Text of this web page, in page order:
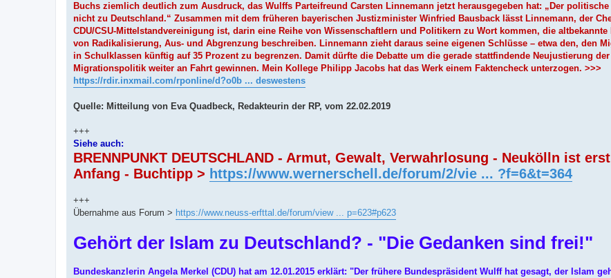
Buchs ziemlich deutlich zum Ausdruck, das Wulffs Parteifreund Carsten Linnemann jetzt herausgegeben hat: „Der
nicht zu Deutschland.“ Zusammen mit dem früheren bayerischen Justizminister Winfried Bausback lässt Linnemann, der
CDU/CSU-Mittelstandvereinigung ist, darin eine Reihe von Wissenschaftlern und Politikern zu Wort kommen, die altbekannte
von Radikalisierung, Aus- und Abgrenzung beschreiben. Linnemann zieht daraus seine eigenen Schlüsse – etwa den, den
in Schulklassen künftig auf 35 Prozent zu begrenzen. Damit dürfte die Debatte um die gerade stattfindende Neujustierung
Migrationspolitik weiter an Fahrt gewinnen. Mein Kollege Philipp Jacobs hat das Werk einem Faktencheck unterzogen. >>>
https://rdir.inxmail.com/rponline/d?o0b ... deswestens
Quelle: Mitteilung von Eva Quadbeck, Redakteurin der RP, vom 22.02.2019
+++
Siehe auch:
BRENNPUNKT DEUTSCHLAND - Armut, Gewalt, Verwahrlosung - Neukölln ist
Anfang - Buchtipp > https://www.wernerschell.de/forum/2/vie ... ?f=6&t=364
+++
Übernahme aus Forum > https://www.neuss-erfttal.de/forum/view ... p=623#p623
Gehört der Islam zu Deutschland? - "Die Gedanken sind frei!"
Bundeskanzlerin Angela Merkel (CDU) hat am 12.01.2015 erklärt: "Der frühere Bundespräsident Wulff hat gesagt, der Islam